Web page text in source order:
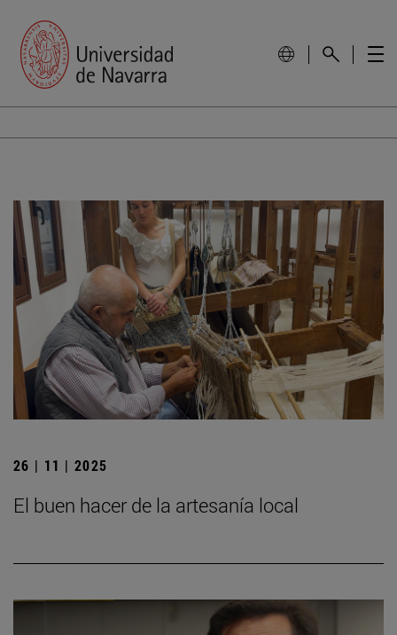
26 | 11 | 2025
El buen hacer de la artesanía local